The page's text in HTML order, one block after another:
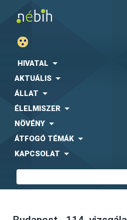
HIVATAL
AKTUÁLIS
ÁLLAT
ÉLELMISZER
NÖVÉNY
ÁTFOGÓ TÉMÁK
KAPCSOLAT